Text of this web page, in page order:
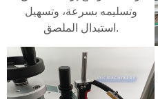
وتسليمه بسرعة، وتسهيل
استبدال الملصق.